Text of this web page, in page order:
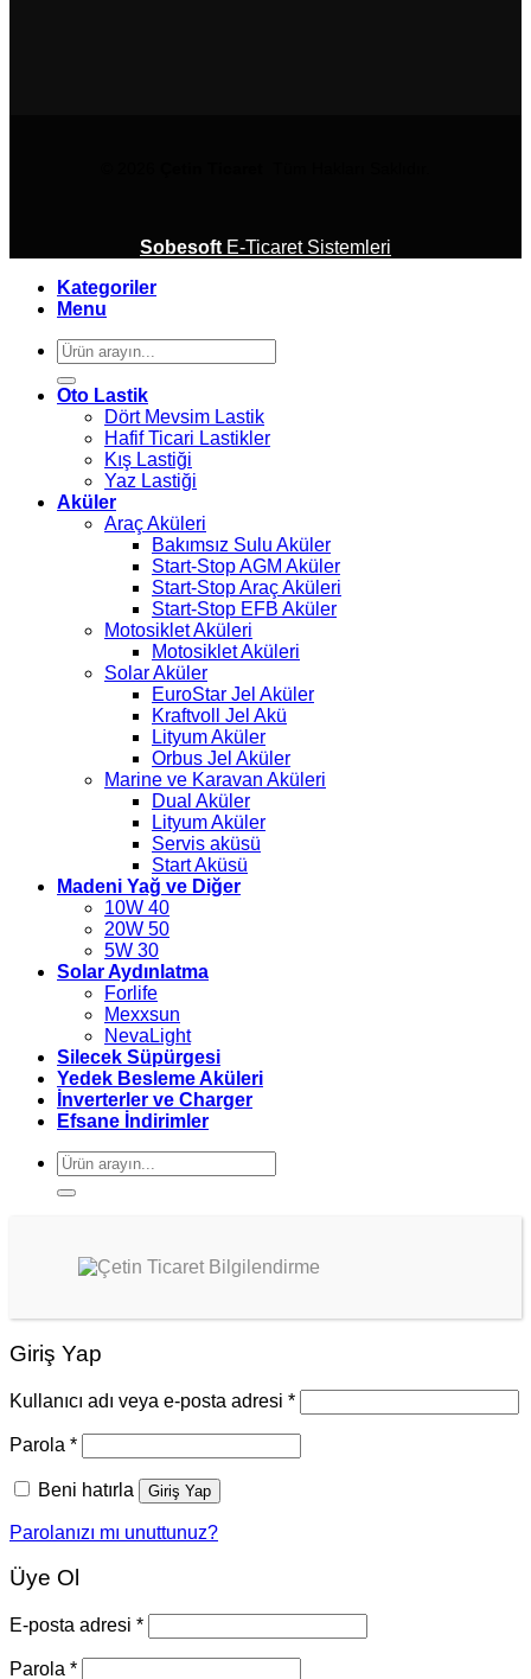
Sobesoft E-Ticaret Sistemleri
Kategoriler
Menu
Ara:
Oto Lastik
Dört Mevsim Lastik
Hafif Ticari Lastikler
Kış Lastiği
Yaz Lastiği
Aküler
Araç Aküleri
Bakımsız Sulu Aküler
Start-Stop AGM Aküler
Start-Stop Araç Aküleri
Start-Stop EFB Aküler
Motosiklet Aküleri
Motosiklet Aküleri
Solar Aküler
EuroStar Jel Aküler
Kraftvoll Jel Akü
Lityum Aküler
Orbus Jel Aküler
Marine ve Karavan Aküleri
Dual Aküler
Lityum Aküler
Servis aküsü
Start Aküsü
Madeni Yağ ve Diğer
10W 40
20W 50
5W 30
Solar Aydınlatma
Forlife
Mexxsun
NevaLight
Silecek Süpürgesi
Yedek Besleme Aküleri
İnverterler ve Charger
Efsane İndirimler
Ara:
Giriş Yap
Kullanıcı adı veya e-posta adresi *
Parola *
Beni hatırla Giriş Yap
Parolanızı mı unuttunuz?
Üye Ol
E-posta adresi *
Parola *